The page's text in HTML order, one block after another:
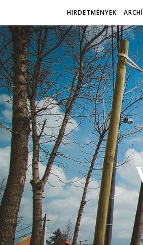
HIRDETMÉNYEK